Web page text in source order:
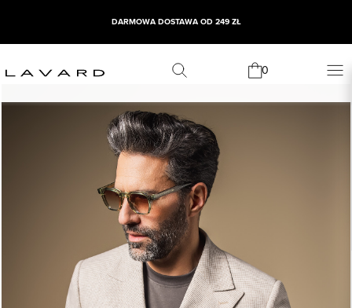
DARMOWA DOSTAWA OD 249 ZŁ
0